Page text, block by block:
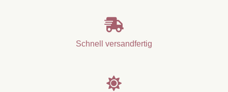

Schnell versandfertig
